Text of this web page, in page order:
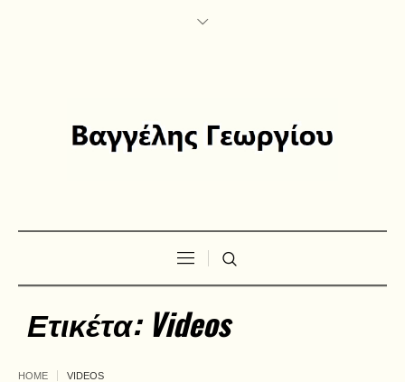
Ετικέτα: Videos
HOME VIDEOS